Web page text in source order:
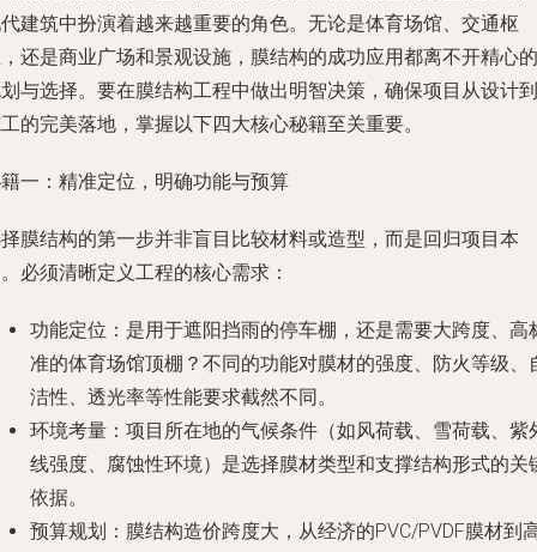
建筑中扮演着越来越重要的角色。无论是体育场馆、交通枢
还是商业广场和景观设施，膜结构的成功应用都离不开精心的
与选择。要在膜结构工程中做出明智决策，确保项目从设计到
的完美落地，掌握以下四大核心秘籍至关重要。
一：精准定位，明确功能与预算
膜结构的第一步并非盲目比较材料或造型，而是回归项目本
必须清晰定义工程的核心需求：
功能定位 ：是用于遮阳挡雨的停车棚，还是需要大跨度、高
准的体育场馆顶棚？不同的功能对膜材的强度、防火等级、
洁性、透光率等性能要求截然不同。
环境考量 ：项目所在地的气候条件（如风荷载、雪荷载、紫
线强度、腐蚀性环境）是选择膜材类型和支撑结构形式的关
依据。
预算规划 ：膜结构造价跨度大，从经济的PVC/PVDF膜材到